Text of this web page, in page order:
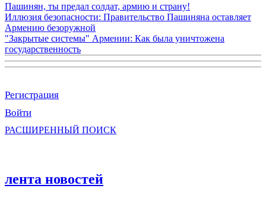
Пашинян, ты предал солдат, армию и страну!
Иллюзия безопасности: Правительство Пашиняна оставляет
Армению безоружной
"Закрытые системы" Армении: Как была уничтожена
государственность
Регистрация
Войти
РАСШИРЕННЫЙ ПОИСК
лента новостей